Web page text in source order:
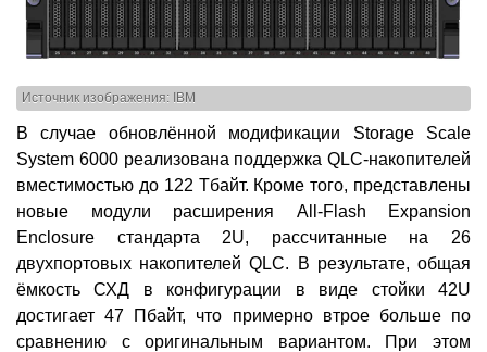
Источник изображения: IBM
В случае обновлённой модификации Storage Scale
System 6000 реализована поддержка QLC-накопителей
вместимостью до 122 Тбайт. Кроме того, представлены
новые модули расширения All-Flash Expansion
Enclosure стандарта 2U, рассчитанные на 26
двухпортовых накопителей QLC. В результате, общая
ёмкость СХД в конфигурации в виде стойки 42U
достигает 47 Пбайт, что примерно втрое больше по
сравнению с оригинальным вариантом. При этом